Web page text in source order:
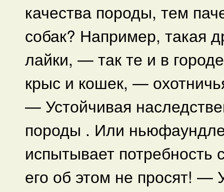
качества породы, тем
собак? Например, такая
лайки, — так те и в
крыс и кошек, —
— Устойчивая
породы . Или
испытывает потребность
его об этом не просят! —